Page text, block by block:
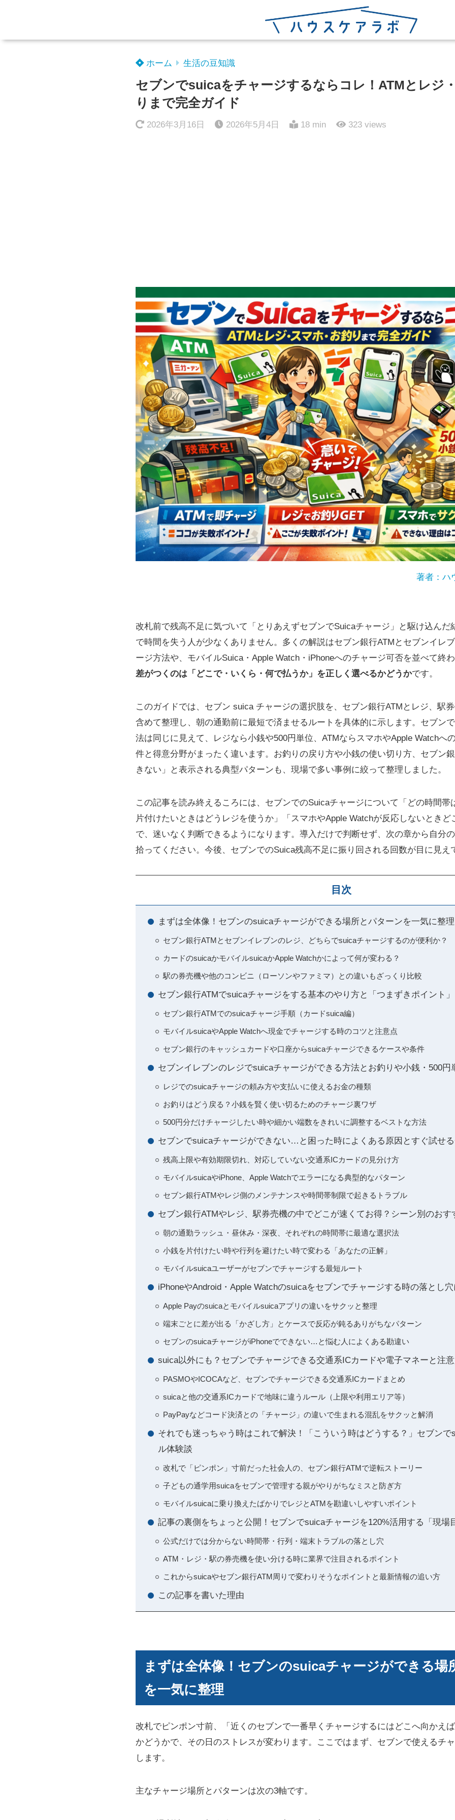
ホーム 生活の豆知識
セブンでsuicaをチャージするならコレ！ATMとレジ
りまで完全ガイド
2026年3月16日 2026年5月4日 18 min 323 views
著者：ハ
改札前で残高不足に気づいて「とりあえずセブンでSuicaチャージ」と駆け込んだ
で時間を失う人が少なくありません。多くの解説はセブン銀行ATMとセブンイレ
ージ方法や、モバイルSuica・Apple Watch・iPhoneへのチャージ可否を並べて終わ
差がつくのは「どこで・いくら・何で払うか」を正しく選べるかどうかです。
このガイドでは、セブン suica チャージの選択肢を、セブン銀行ATMとレジ、駅
含めて整理し、朝の通勤前に最短で済ませるルートを具体的に示します。セブン
法は同じに見えて、レジなら小銭や500円単位、ATMならスマホやApple Watchへ
件と得意分野がまったく違います。お釣りの戻り方や小銭の使い切り方、セブン
きない」と表示される典型パターンも、現場で多い事例に絞って整理しました。
この記事を読み終えるころには、セブンでのSuicaチャージについて「どの時間帯
片付けたいときはどうレジを使うか」「スマホやApple Watchが反応しないときど
で、迷いなく判断できるようになります。導入だけで判断せず、次の章から自分
拾ってください。今後、セブンでのSuica残高不足に振り回される回数が目に見え
目次
まずは全体像！セブンのsuicaチャージができる場所とパターンを一気に整理
セブン銀行ATMとセブンイレブンのレジ、どちらでsuicaチャージするのが便利か？
カードのsuicaかモバイルsuicaかApple Watchかによって何が変わる？
駅の券売機や他のコンビニ（ローソンやファミマ）との違いもざっくり比較
セブン銀行ATMでsuicaチャージをする基本のやり方と「つまずきポイント」
セブン銀行ATMでのsuicaチャージ手順（カードsuica編）
モバイルsuicaやApple Watchへ現金でチャージする時のコツと注意点
セブン銀行のキャッシュカードや口座からsuicaチャージできるケースや条件
セブンイレブンのレジでsuicaチャージができる方法とお釣りや小銭・500円
レジでのsuicaチャージの頼み方や支払いに使えるお金の種類
お釣りはどう戻る？小銭を賢く使い切るためのチャージ裏ワザ
500円分だけチャージしたい時や細かい端数をきれいに調整するベストな方法
セブンでsuicaチャージができない…と困った時によくある原因とすぐ試せ
残高上限や有効期限切れ、対応していない交通系ICカードの見分け方
モバイルsuicaやiPhone、Apple Watchでエラーになる典型的なパターン
セブン銀行ATMやレジ側のメンテナンスや時間帯制限で起きるトラブル
セブン銀行ATMやレジ、駅券売機の中でどこが速くてお得？シーン別のお
朝の通勤ラッシュ・昼休み・深夜、それぞれの時間帯に最適な選択法
小銭を片付けたい時や行列を避けたい時で変わる「あなたの正解」
モバイルsuicaユーザーがセブンでチャージする最短ルート
iPhoneやAndroid・Apple Watchのsuicaをセブンでチャージする時の落とし
Apple Payのsuicaとモバイルsuicaアプリの違いをサクッと整理
端末ごとに差が出る「かざし方」とケースで反応が鈍るありがちなパターン
セブンのsuicaチャージがiPhoneでできない…と悩む人によくある勘違い
suica以外にも？セブンでチャージできる交通系ICカードや電子マネーと注
PASMOやICOCAなど、セブンでチャージできる交通系ICカードまとめ
suicaと他の交通系ICカードで地味に違うルール（上限や利用エリア等）
PayPayなどコード決済との「チャージ」の違いで生まれる混乱をサクッと解消
それでも迷っちゃう時はこれで解決！「こういう時はどうする？」セブンで
ル体験談
改札で「ピンポン」寸前だった社会人の、セブン銀行ATMで逆転ストーリー
子どもの通学用suicaをセブンで管理する親がやりがちなミスと防ぎ方
モバイルsuicaに乗り換えたばかりでレジとATMを勘違いしやすいポイント
記事の裏側をちょっと公開！セブンでsuicaチャージを120%活用する「現場
公式だけでは分からない時間帯・行列・端末トラブルの落とし穴
ATM・レジ・駅の券売機を使い分ける時に業界で注目されるポイント
これからsuicaやセブン銀行ATM周りで変わりそうなポイントと最新情報の追い方
この記事を書いた理由
まずは全体像！セブンのsuicaチャージができる場
を一気に整理
改札でピンポン寸前、「近くのセブンで一番早くチャージするにはどこへ向かえ
かどうかで、その日のストレスが変わります。ここではまず、セブンで使えるチ
します。
主なチャージ場所とパターンは次の3軸です。